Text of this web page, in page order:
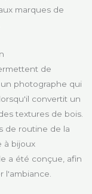
marques de
de
photographe qui
convertit un
textures de bois.
de routine de la
à bijoux
a été conçue, afin
l'ambiance.